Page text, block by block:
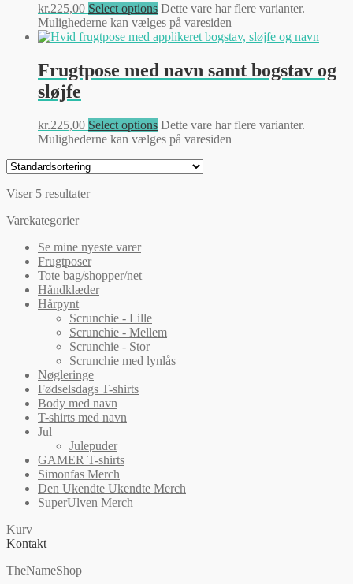
kr.225,00 Select options Dette vare har flere varianter.
Mulighederne kan vælges på varesiden
Frugtpose med navn samt bogstav og
sløjfe
kr.225,00 Select options Dette vare har flere varianter.
Mulighederne kan vælges på varesiden
Viser 5 resultater
Varekategorier
Se mine nyeste varer
Frugtposer
Tote bag/shopper/net
Håndklæder
Hårpynt
Scrunchie - Lille
Scrunchie - Mellem
Scrunchie - Stor
Scrunchie med lynlås
Nøgleringe
Fødselsdags T-shirts
Body med navn
T-shirts med navn
Jul
Julepuder
GAMER T-shirts
Simonfas Merch
Den Ukendte Ukendte Merch
SuperUlven Merch
Kurv
Kontakt
TheNameShop